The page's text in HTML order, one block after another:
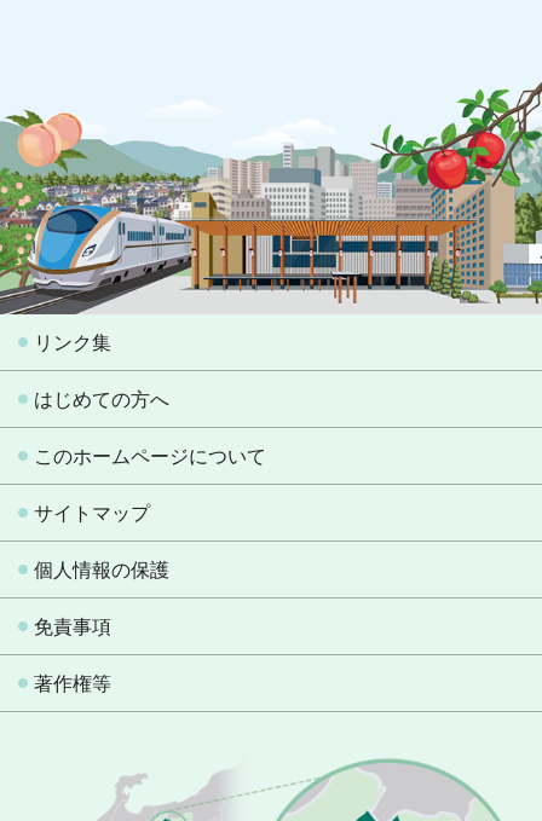
リンク集
はじめての方へ
このホームページについて
サイトマップ
個人情報の保護
免責事項
著作権等